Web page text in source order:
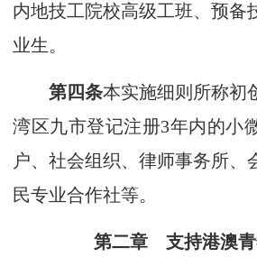
内地技工院校高级工班、预备
业生。
第四条本实施细则所称初
湾区九市登记注册3年内的小
户、社会组织、律师事务所、
民专业合作社等。
第二章 支持港澳青